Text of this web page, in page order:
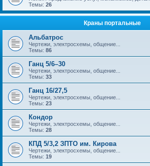
Темы: 26
Краны портальные
Альбатрос
Чертежи, электросхемы, общение...
Темы: 86
Ганц 5/6–30
Чертежи, электросхемы, общение...
Темы: 33
Ганц 16/27,5
Чертежи, электросхемы, общение...
Темы: 23
Кондор
Чертежи, электросхемы, общение...
Темы: 28
КПД 5/3,2 ЗПТО им. Кирова
Чертежи, электросхемы, общение...
Темы: 19